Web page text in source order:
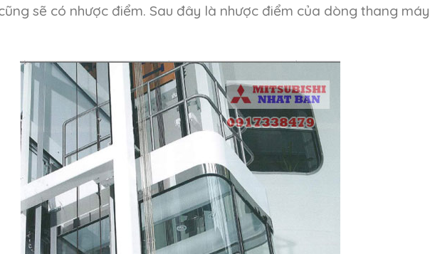
sẽ có nhược điểm. Sau đây là nhược điểm của dòng thang máy